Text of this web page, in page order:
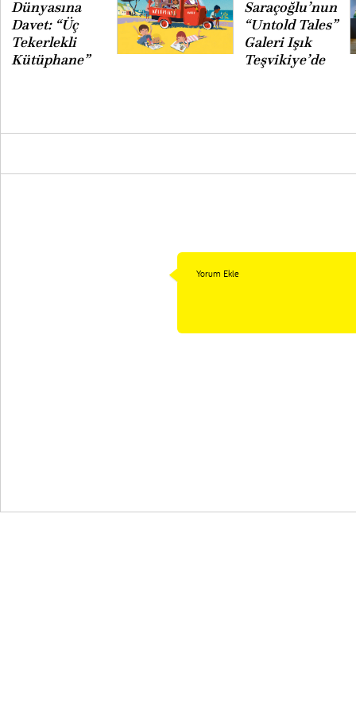
Dünyasına
Davet: “Üç
Tekerlekli
Kütüphane”
Saraçoğlu’nun
“Untold Tales”
Galeri Işık
Teşvikiye’de